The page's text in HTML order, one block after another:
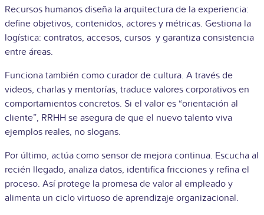
Recursos humanos diseña la arquitectura de la experiencia:
define objetivos, contenidos, actores y métricas. Gestiona la
logística: contratos, accesos, cursos y garantiza consistencia
entre áreas.
Funciona también como curador de cultura. A través de
videos, charlas y mentorías, traduce valores corporativos en
comportamientos concretos. Si el valor es “orientación al
cliente”, RRHH se asegura de que el nuevo talento viva
ejemplos reales, no slogans.
Por último, actúa como sensor de mejora continua. Escucha al
recién llegado, analiza datos, identifica fricciones y refina el
proceso. Así protege la promesa de valor al empleado y
alimenta un ciclo virtuoso de aprendizaje organizacional.